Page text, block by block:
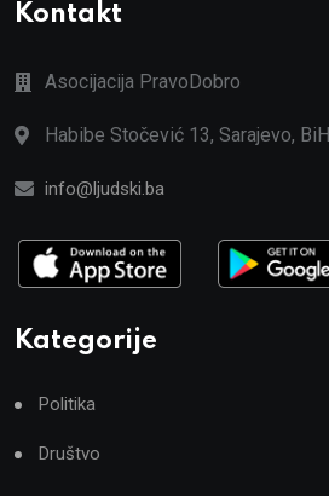
Kontakt
Asocijacija PravoDobro
Habibe Stočević 13, Sarajevo, BiH
info@ljudski.ba
Kategorije
Politika
Društvo